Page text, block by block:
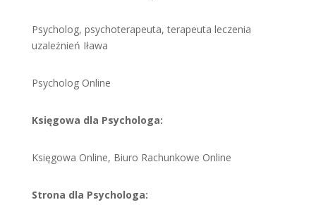
Psycholog, psychoterapeuta, terapeuta leczenia
uzależnień Iława
Psycholog Online
Księgowa dla Psychologa:
Księgowa Online, Biuro Rachunkowe Online
Strona dla Psychologa: